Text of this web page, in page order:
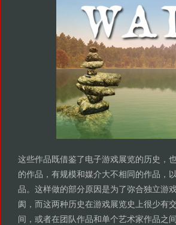
这些作品既借鉴了电子游戏展览的历史，
的作品，有规模和媒介大不相同的作品，
品。这样做的部分原因是为了弥合独立游
阂，而这两种历史在游戏展览史上很少有
间，或者在团队作品和单个艺术家作品之